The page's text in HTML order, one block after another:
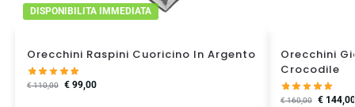
DISPONIBILITA IMMEDIATA
Orecchini Raspini Cuoricino In Argento
€110,00 €99,00
Orecchini
Crocodile
€160,00 €144,00